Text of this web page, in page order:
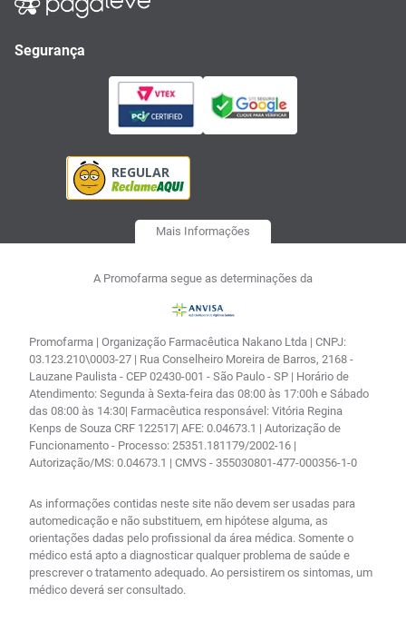
Segurança
Mais Informações
A Promofarma segue as determinações da
Promofarma | Organização Farmacêutica Nakano Ltda | CNPJ:
03.123.210\0003-27 | Rua Conselheiro Moreira de Barros, 2168 -
Lauzane Paulista - CEP 02430-001 - São Paulo - SP | Horário de
Atendimento: Segunda à Sexta-feira das 08:00 às 17:00h e Sábado
das 08:00 às 14:30| Farmacêutica responsável: Vitória Regina
Kenps de Souza CRF 122517| AFE: 0.04673.1 | Autorização de
Funcionamento - Processo: 25351.181179/2002-16 |
Autorização/MS: 0.04673.1 | CMVS - 355030801-477-000356-1-0
As informações contidas neste site não devem ser usadas para
automedicação e não substituem, em hipótese alguma, as
orientações dadas pelo profissional da área médica. Somente o
médico está apto a diagnosticar qualquer problema de saúde e
prescrever o tratamento adequado. Ao persistirem os sintomas, um
médico deverá ser consultado.